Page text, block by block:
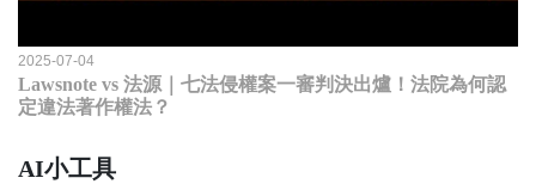
2025-07-04
Lawsnote vs 法源｜七法侵權案一審判決出爐！法院為何認
定違法著作權法？
AI小工具